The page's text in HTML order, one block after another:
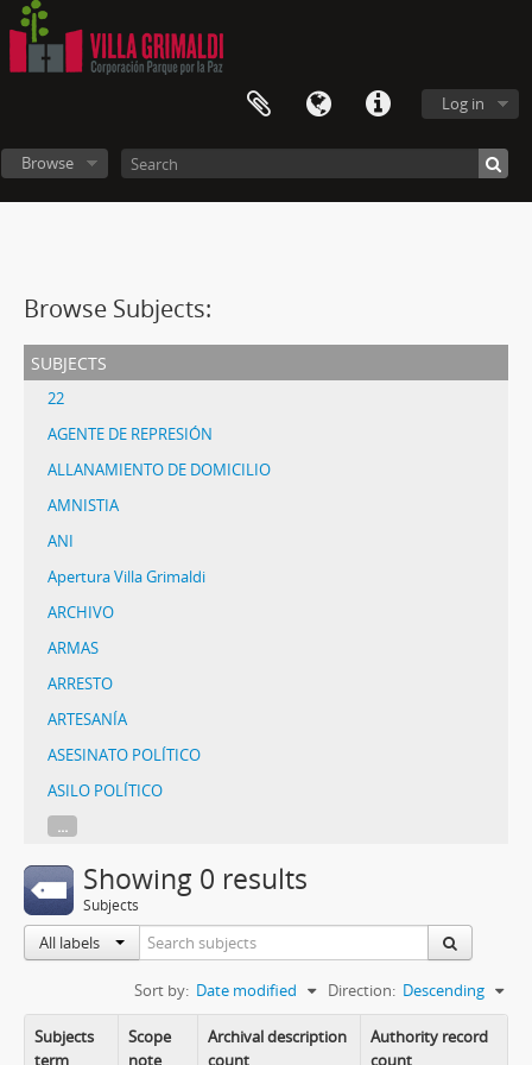
Log in
Browse
Browse Subjects:
subjects
22
AGENTE DE REPRESIÓN
ALLANAMIENTO DE DOMICILIO
AMNISTIA
ANI
Apertura Villa Grimaldi
ARCHIVO
ARMAS
ARRESTO
ARTESANÍA
ASESINATO POLÍTICO
ASILO POLÍTICO
...
Showing 0 results
Subjects
All labels
Sort by: Date modified Direction: Descending
Subjects
term
Scope
note
Archival description
count
Authority record
count